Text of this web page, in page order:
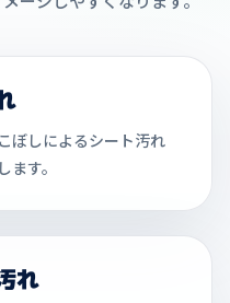
ぼしによるシート汚れ
す。
れ